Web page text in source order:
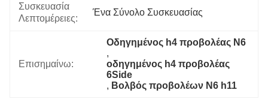
Συσκευασία
Λεπτομέρειες:
Ένα Σύνολο Συσκευασίας
Επισημαίνω:
Οδηγημένος h4 προβολέας N6
,
οδηγημένος h4 προβολέας
6Side
, Βολβός προβολέων N6 h11